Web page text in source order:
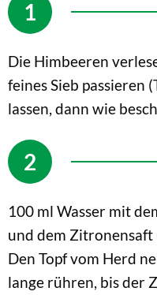
Die Himbeeren
feines Sieb passieren
lassen, dann wie
100 ml Wasser mit
und dem
Den Topf vom Herd
lange rühren, bis der